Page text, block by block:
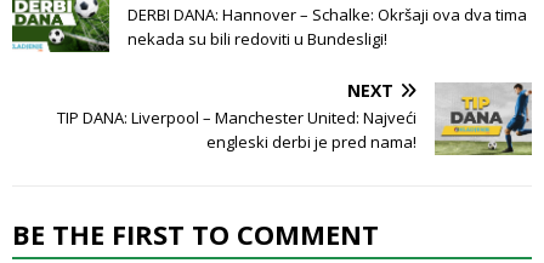
DERBI DANA: Hannover – Schalke: Okršaji ova dva tima
nekada su bili redoviti u Bundesligi!
NEXT
TIP DANA: Liverpool – Manchester United: Najveći
engleski derbi je pred nama!
BE THE FIRST TO COMMENT